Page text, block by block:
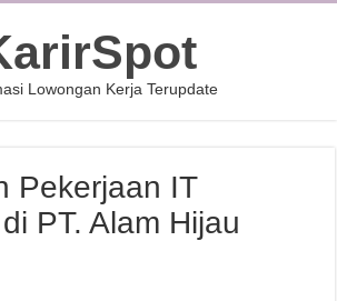
Lowongan Kerja Terupdate
Pekerjaan IT
PT. Alam Hijau